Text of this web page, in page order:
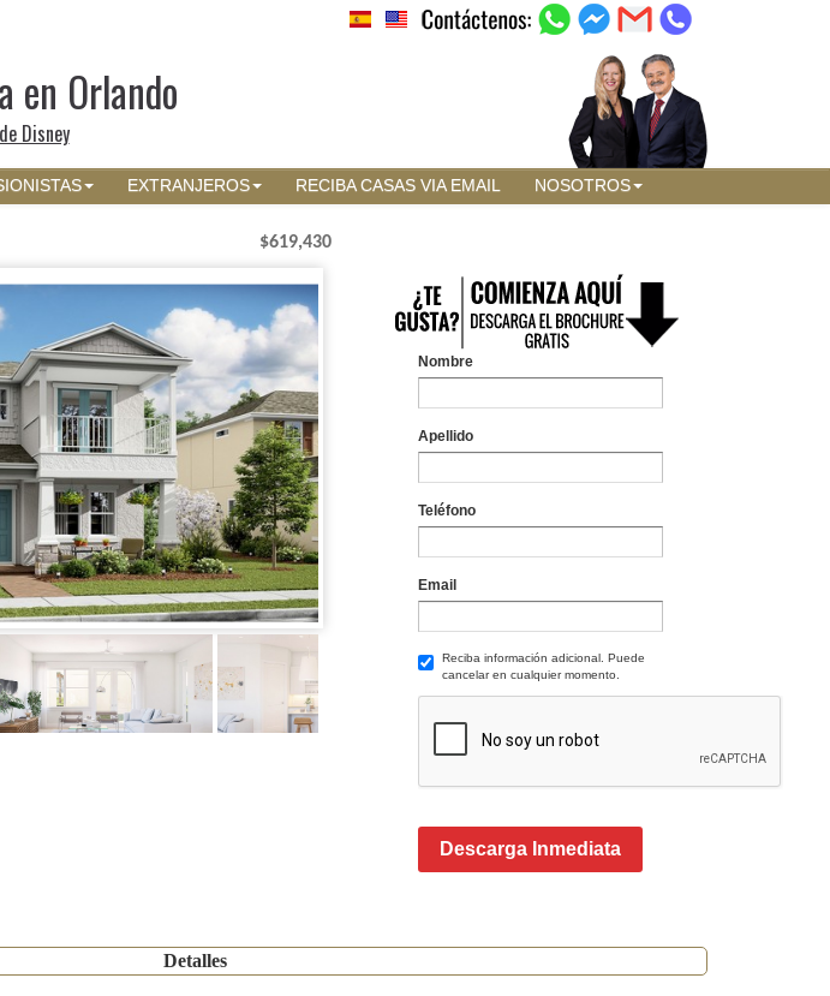
en Orlando
Disney
EXTRANJEROS RECIBA CASAS VIA EMAIL NOSOTROS
$619,430
Nombre
Apellido
Teléfono
Email
Reciba información adicional. Puede
cancelar en cualquier momento.
Descarga Inmediata
Detalles